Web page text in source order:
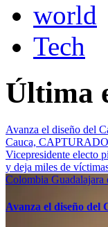
world
Tech
Última
Avanza el diseño del
Cauca,
Vicepresidente electo
y deja miles de
Colombia Guadalajara
Avanza el diseño del